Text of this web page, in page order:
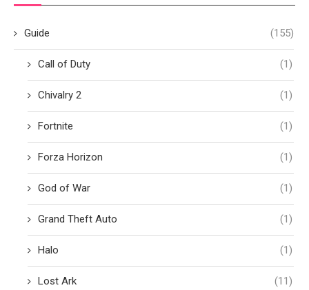
Guide (155)
Call of Duty (1)
Chivalry 2 (1)
Fortnite (1)
Forza Horizon (1)
God of War (1)
Grand Theft Auto (1)
Halo (1)
Lost Ark (11)